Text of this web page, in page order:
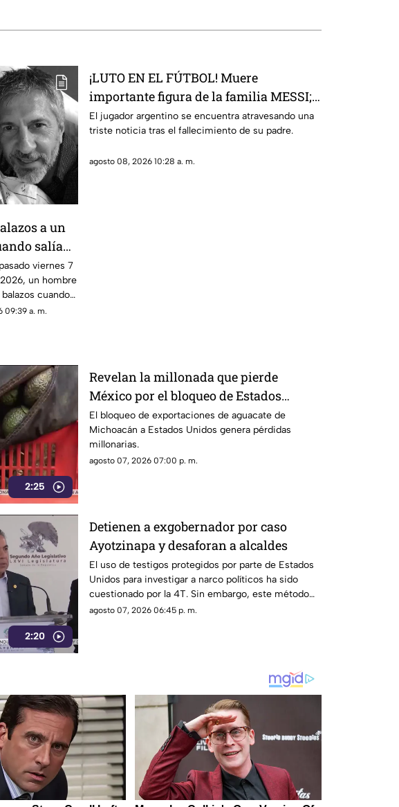
¡LUTO EN EL FÚTBOL! Muere
importante figura de la familia MESSI;
así dieron a conocer la noticia
El jugador argentino se encuentra atravesando una
triste noticia tras el fallecimiento de su padre.
agosto 08, 2026 10:28 a. m.
a un
salía
en
es su
viernes 7
un hombre
cuando
Los hechos
09:39 a. m.
2:25
Revelan la millonada que pierde
México por el bloqueo de Estados
Unidos al aguacate de Michoacán
El bloqueo de exportaciones de aguacate de
Michoacán a Estados Unidos genera pérdidas
millonarias.
agosto 07, 2026 07:00 p. m.
2:20
Detienen a exgobernador por caso
Ayotzinapa y desaforan a alcaldes
El uso de testigos protegidos por parte de Estados
Unidos para investigar a narco políticos ha sido
cuestionado por la 4T. Sin embargo, este método
también ha colocado bajo la lupa a funcionarios y
agosto 07, 2026 06:45 p. m.